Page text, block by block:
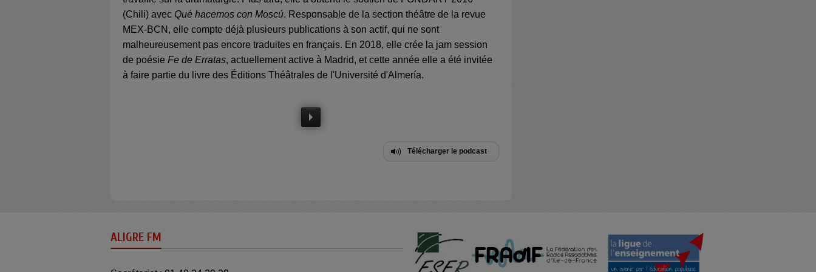
(Chili) avec Qué hacemos con Moscú. Responsable de la section théâtre de la revue
MEX-BCN, elle compte déjà plusieurs publications à son actif, qui ne sont
malheureusement pas encore traduites en français. En 2018, elle crée la jam session
de poésie Fe de Erratas, actuellement active à Madrid, et cette année elle a été invitée
à faire partie du livre des Éditions Théâtrales de l'Université d'Almería.
Télécharger le podcast
ALIGRE FM